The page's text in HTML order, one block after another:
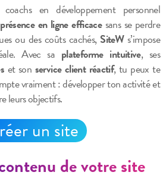
en développement personnel
présence en ligne efficacesans se perdre
ou des coûts cachés, SiteWs’impose
Avec sa plateforme intuitive, ses
et son service client réactif, tu peux te
vraiment : développer ton activité et
leurs objectifs.
un site
de votre site